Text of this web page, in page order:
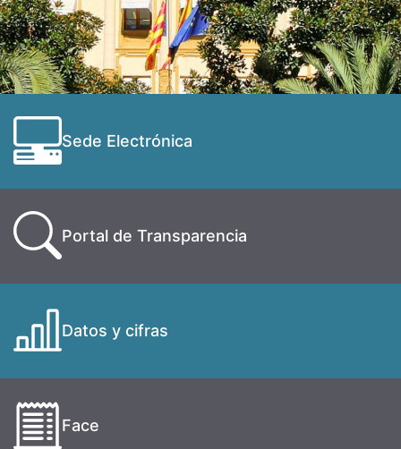
Sede Electrónica
Portal de Transparencia
Datos y cifras
Face